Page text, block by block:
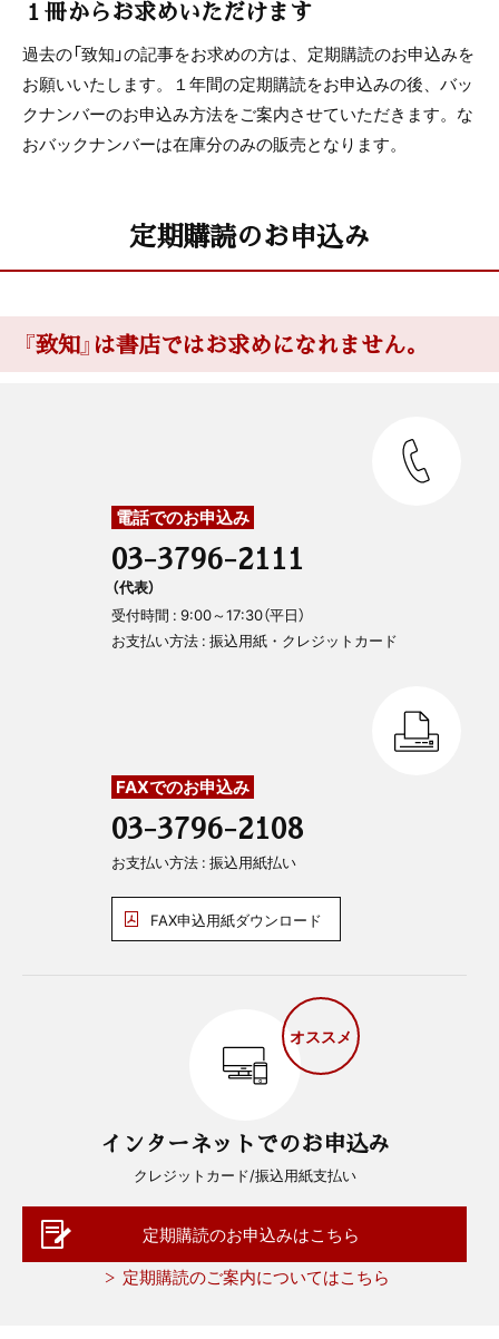
１冊からお求めいただけます
過去の「致知」の記事をお求めの方は、定期購読のお申込みを
お願いいたします。１年間の定期購読をお申込みの後、バッ
クナンバーのお申込み方法をご案内させていただきます。な
おバックナンバーは在庫分のみの販売となります。
定期購読のお申込み
『致知』は書店ではお求めになれません。
電話でのお申込み
03-3796-2111
（代表）
受付時間 : 9:00～17:30（平日）
お支払い方法 : 振込用紙・クレジットカード
FAXでのお申込み
03-3796-2108
お支払い方法 : 振込用紙払い
FAX申込用紙ダウンロード
オススメ
インターネットでのお申込み
クレジットカード/振込用紙支払い
定期購読のお申込みはこちら
定期購読のご案内についてはこちら